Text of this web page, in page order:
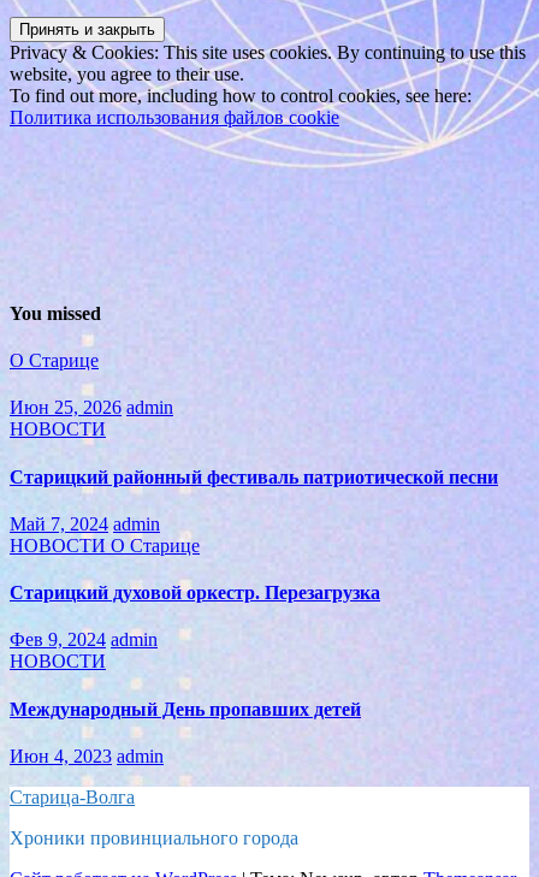
Privacy & Cookies: This site uses cookies. By continuing to use this
website, you agree to their use.
To find out more, including how to control cookies, see here:
Политика использования файлов cookie
You missed
О Старице
Июн 25, 2026 admin
НОВОСТИ
Старицкий районный фестиваль патриотической песни
Май 7, 2024 admin
НОВОСТИ О Старице
Старицкий духовой оркестр. Перезагрузка
Фев 9, 2024 admin
НОВОСТИ
Международный День пропавших детей
Июн 4, 2023 admin
Старица-Волга
Хроники провинциального города